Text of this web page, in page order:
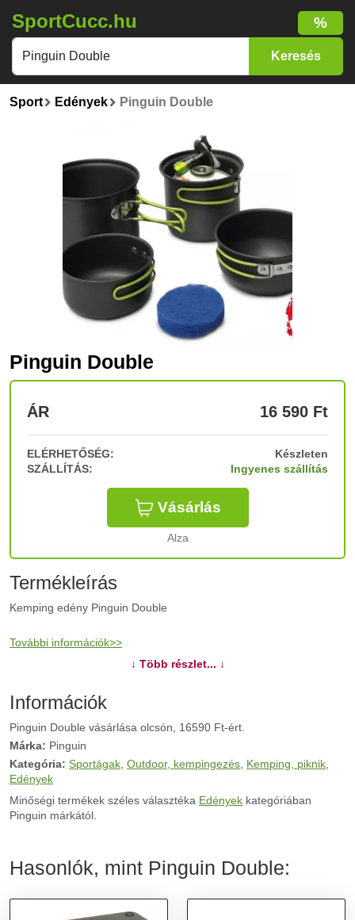
SportCucc.hu %
Sport Edények Pinguin Double
Pinguin Double
ÁR 16 590 Ft
ELÉRHETŐSÉG:
Készleten
SZÁLLÍTÁS:
Ingyenes szállítás
Vásárlás
Alza
Termékleírás
Kemping edény Pinguin Double
További információk>>
↓ Több részlet... ↓
Információk
Pinguin Double vásárlása olcsón, 16590 Ft-ért.
Márka: Pinguin
Kategória: Sportágak Outdoor, kempingezés Kemping, piknik
Edények
Minőségi termékek széles választéka Edények kategóriában
Pinguin márkától.
Hasonlók, mint Pinguin Double: